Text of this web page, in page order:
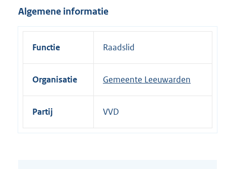
n
k
Algemene informatie
Functie Raadslid
Organisatie Gemeente Leeuwarden
Partij VVD